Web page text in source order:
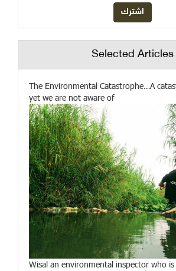
Selected Articles
The Environmental Catastrophe…A
yet we are not aware of
Wisal an environmental inspector who